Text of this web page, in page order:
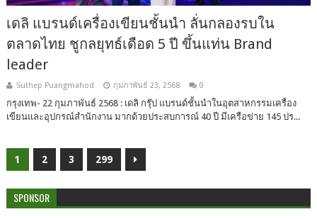
เดลิ แบรนด์เครื่องเขียนชั้นนำ ลั่นกลองรบใน
ตลาดไทย ชูกลยุทธ์เดือด 5 ปี ขึ้นแท่น Brand
leader
Suthep Puangmahod กุมภาพันธ์ 23, 2568 0
กรุงเทพ- 22 กุมภาพันธ์ 2568 : เดลิ กรุ๊ป แบรนด์ชั้นนำในอุตสาหกรรมเครื่อง
เขียนและอุปกรณ์สำนักงาน มากด้วยประสบการณ์ 40 ปี มีเครือข่าย 145 ปร...
1 2 3 299
SPONSOR